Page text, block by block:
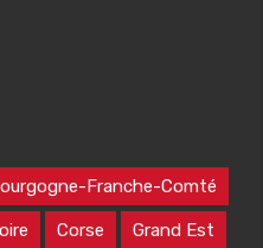
Franche-Comté
Corse Grand Est